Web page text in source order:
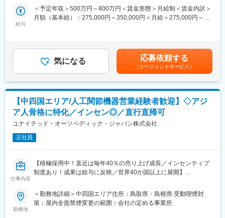
・緊急対応は月平均2～3回程度です※お電話だけの対応となるケ
ースも多くあります
ます。
■キャリア
HP：https://fms-careers.fujifilm.com/environment/training/
変更の範囲：会社の定める業務
レントゲン、CT、MRIなどで撮影したデジタルデータを保存・管
理・共有するシステム
医療機器、医療画像処理機器、医療画像ネットワークシステムの
設置および医療機関への保守サポートを担当する業務です。主に
医用画像処理機器、医用画像ネットワークシステムの設置、立ち
■研修制度
入社後は、小田原の研修センターにて、機械の解体・組み立てな
どの基礎技術を学び、先輩社員とのOJTを通じて、現場での実務
に慣れていただきます。上記のとおり実機を用いたトレーニング
などから必要なスキルを段階的に習得できますので、未経験の方
でもキャッチアップいただける環境です！
※その他年間研修カリキュラムがあり、成熟度に応じて参加可能
■働き方魅力
フレックス制度を導入しており、午前・午後の半休制度もあるた
め、柔軟な働き方が可能です。さらに、担当エリアが狭いため、
きます。休日・夜間の問い合わせはコールセンター対応であり、
メリハリをつけて働くことが可能です。（当番制あり）
給与
＜予定年収＞500万円～800万円＜賃金形態＞月給制＜賃金内訳＞
月額（基本給）：275,000円～350,000円＜月給＞275,000円～
歳/750万円(入社8年・経験11年、手当含)：月給37万円賃金はあく
までも目安の金額であり、選考を通じて上下する可能性がありま
す。月給(月額)は固定手当を含めた表記です。
気になる 応募依頼する
（エージェントサービス）
【中四国エリア/人工関節機器営業経験者歓迎】◇アジ
ア人骨格に特化／インセン◎／直行直帰可
ユナイテッド・オーソペディック・ジャパン株式会社
正社員
仕事内容
【積極採用中！直近は毎年40％の売り上げ成長／インセンティブ
制度あり！成果は給与に反映／世界40か国以上に展開】
■業務内容
人工関節（ヒップ・ニー領域）の医療機関向け営業を担当してい
勤務地
＜勤務地詳細＞中四国エリア住所：鳥取県・島根県 受動喫煙対
策：屋内全面禁煙変更の範囲：会社の定める事業所